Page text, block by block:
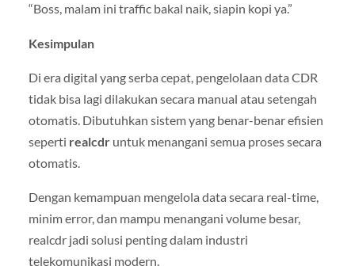
“Boss, malam ini traffic bakal naik, siapin kopi ya.”
Kesimpulan
Di era digital yang serba cepat, pengelolaan data CDR
tidak bisa lagi dilakukan secara manual atau setengah
otomatis. Dibutuhkan sistem yang benar-benar efisien
seperti realcdruntuk menangani semua proses secara
otomatis.
Dengan kemampuan mengelola data secara real-time,
minim error, dan mampu menangani volume besar,
realcdr jadi solusi penting dalam industri
telekomunikasi modern.